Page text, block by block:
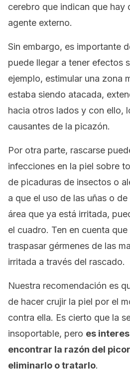
cerebro que indican que hay
agente externo.
Sin embargo, es importante
puede llegar a tener efectos
ejemplo, estimular una zona
estaba siendo atacada,
hacia otros lados y con ello,
causantes de la picazón.
Por otra parte, rascarse
infecciones en la piel sobre
de picaduras de insectos o
a que el uso de las uñas o
área que ya está irritada,
el cuadro. Ten en cuenta
traspasar gérmenes de las
irritada a través del rascado.
Nuestra recomendación es
de hacer crujir la piel por el
contra ella. Es cierto que la
insoportable, pero es
encontrar la razón del
eliminarlo o tratarlo.